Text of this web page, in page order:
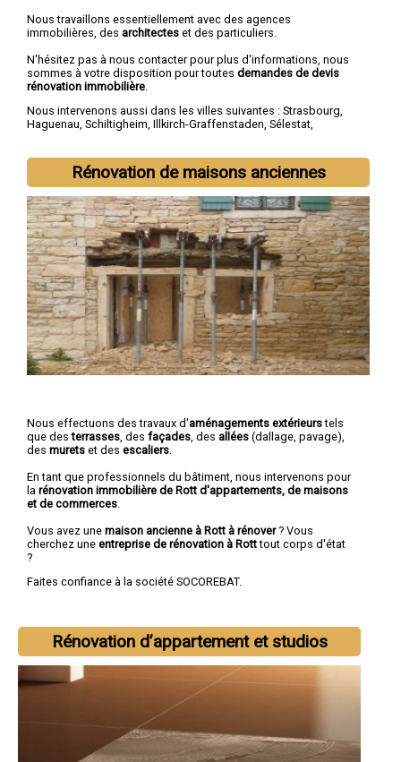
Nous travaillons essentiellement avec des agences
immobilières, des architectes et des particuliers.
N'hésitez pas à nous contacter pour plus d'informations, nous
sommes à votre disposition pour toutes demandes de devis
rénovation immobilière
Nous intervenons aussi dans les villes suivantes : Strasbourg,
Haguenau, Schiltigheim, Illkirch-Graffenstaden, Sélestat,
Rénovation de maisons anciennes
Nous effectuons des travaux d'aménagements extérieurstels
que desterrasses , des façades , des allées (dallage, pavage),
des murets et des escaliers
En tant que professionnels du bâtiment, nous intervenons pour
la rénovation immobilière de Rott d'appartements, de maisons
et de commerces
Vous avez une maison ancienne à Rott à rénover? Vous
cherchez une entreprise de rénovation à Rotttout corps d'état
?
Faites confiance à la société SOCOREBAT.
Rénovation d’appartement et studios